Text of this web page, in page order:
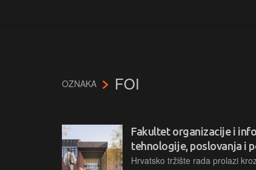
OZNAKA FOI
Fakultet organizacije i
tehnologije, poslovanja i